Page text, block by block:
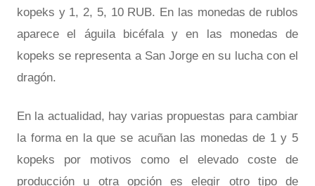
kopeks y 1, 2, 5, 10 RUB. En las monedas de rublos
aparece el águila bicéfala y en las monedas de
kopeks se representa a San Jorge en su lucha con el
dragón.
En la actualidad, hay varias propuestas para cambiar
la forma en la que se acuñan las monedas de 1 y 5
kopeks por motivos como el elevado coste de
producción u otra opción es elegir otro tipo de